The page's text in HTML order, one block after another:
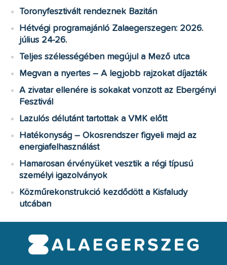
Toronyfesztivált rendeznek Bazitán
Hétvégi programajánló Zalaegerszegen: 2026.
július 24-26.
Teljes szélességében megújul a Mező utca
Megvan a nyertes – A legjobb rajzokat díjazták
A zivatar ellenére is sokakat vonzott az Ebergényi
Fesztivál
Lazulós délutánt tartottak a VMK előtt
Hatékonyság – Okosrendszer figyeli majd az
energiafelhasználást
Hamarosan érvényüket vesztik a régi típusú
személyi igazolványok
Közműrekonstrukció kezdődött a Kisfaludy
utcában